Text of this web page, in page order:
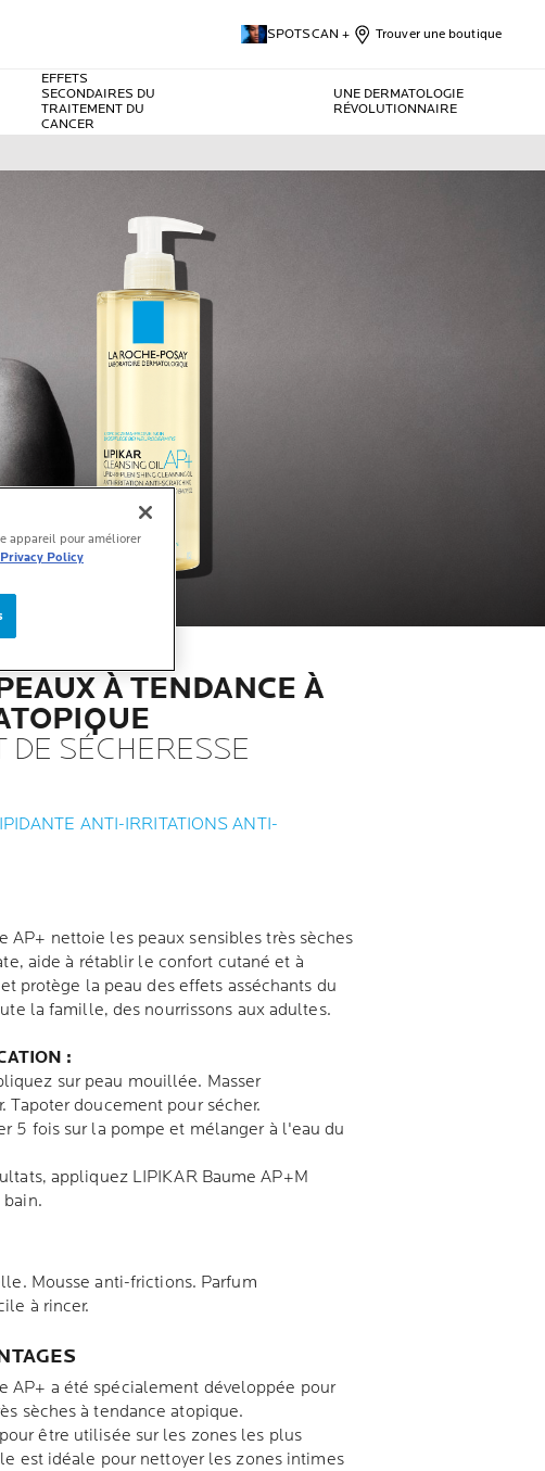
SPOTSCAN + Trouver une boutique
EFFETS
SECONDAIRES DU
TRAITEMENT DU
CANCER
UNE DERMATOLOGIE
RÉVOLUTIONNAIRE
À TENDANCE À
DE SÉCHERESSE
ANTI-IRRITATIONS ANTI-
AP+ nettoie les peaux sensibles très sèches
aide à rétablir le confort cutané et à
protège la peau des effets asséchants du
la famille, des nourrissons aux adultes.
:
sur peau mouillée. Masser
Tapoter doucement pour sécher.
5 fois sur la pompe et mélanger à l'eau du
appliquez LIPIKAR Baume AP+M
Mousse anti-frictions. Parfum
à rincer.
AP+ a été spécialement développée pour
sèches à tendance atopique.
être utilisée sur les zones les plus
est idéale pour nettoyer les zones intimes
appareil pour améliorer
Privacy Policy